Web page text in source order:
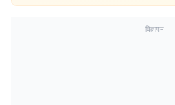
विज्ञापन